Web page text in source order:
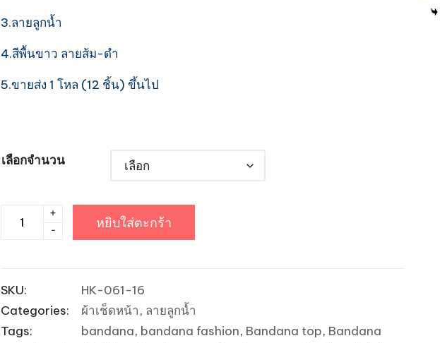
3.ลายลูกน้ำ
4.สีพื้นขาว ลายส้ม-ดำ
5.ขายส่ง 1 โหล (12 ชิ้น) ขึ้นไป
เลือกจำนวน
Bandannas
ลาย
ลูกน้ำ
-
+
หยิบใส่ตะกร้า
SKU:
HK-061-16
Categories:
ผ้าเช็ดหน้า, ลายลูกน้ำ
Tags:
bandana, bandana fashion, Bandana top, Bandana